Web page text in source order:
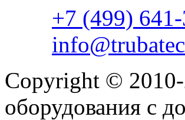
+7 (499)
Copyright ©
оборудования с